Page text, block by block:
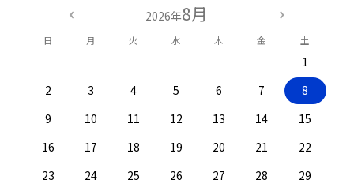
2026年8月
日 月 火 水 木 金 土
1
2
3 4 5 6 7
8
9
10 11 12 13 14
15
16
17 18 19 20 21
22
23
24 25 26 27 28
29